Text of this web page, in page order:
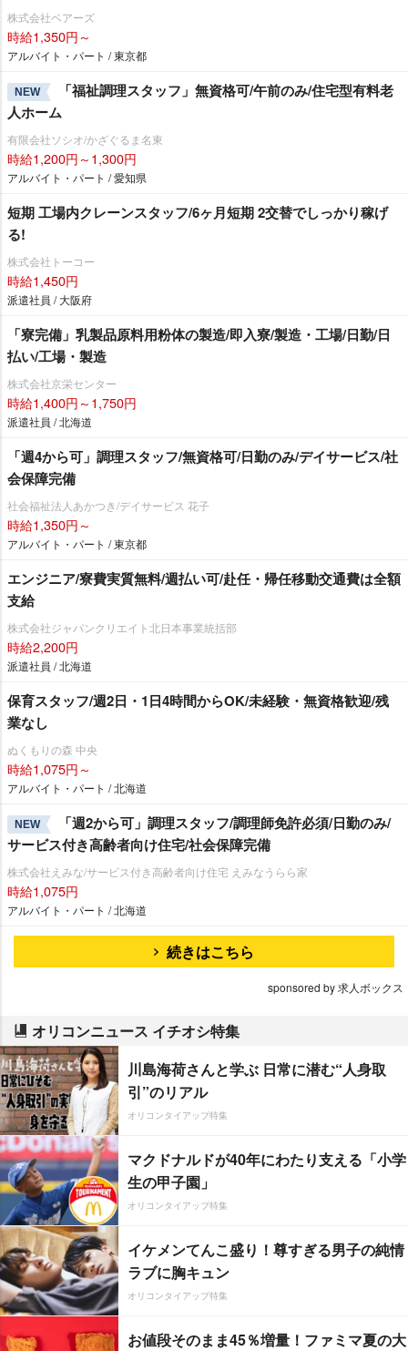
株式会社ベアーズ
時給1,350円～
アルバイト・パート / 東京都
NEW
「福祉調理スタッフ」無資格可/午前のみ/住宅型有料老
人ホーム
有限会社ソシオ/かざぐるま名東
時給1,200円～1,300円
アルバイト・パート / 愛知県
短期 工場内クレーンスタッフ/6ヶ月短期 2交替でしっかり稼げ
る!
株式会社トーコー
時給1,450円
派遣社員 / 大阪府
「寮完備」乳製品原料用粉体の製造/即入寮/製造・工場/日勤/日
払い/工場・製造
株式会社京栄センター
時給1,400円～1,750円
派遣社員 / 北海道
「週4から可」調理スタッフ/無資格可/日勤のみ/デイサービス/社
会保障完備
社会福祉法人あかつき/デイサービス 花子
時給1,350円～
アルバイト・パート / 東京都
エンジニア/寮費実質無料/週払い可/赴任・帰任移動交通費は全額
支給
株式会社ジャパンクリエイト北日本事業統括部
時給2,200円
派遣社員 / 北海道
保育スタッフ/週2日・1日4時間からOK/未経験・無資格歓迎/残
業なし
ぬくもりの森 中央
時給1,075円～
アルバイト・パート / 北海道
NEW
「週2から可」調理スタッフ/調理師免許必須/日勤のみ/
サービス付き高齢者向け住宅/社会保障完備
株式会社えみな/サービス付き高齢者向け住宅 えみなうらら家
時給1,075円
アルバイト・パート / 北海道
続きはこちら
sponsored by 求人ボックス
オリコンニュース イチオシ特集
川島海荷さんと学ぶ 日常に潜む“人身取
引”のリアル
オリコンタイアップ特集
マクドナルドが40年にわたり支える「小学
生の甲子園」
オリコンタイアップ特集
イケメンてんこ盛り！尊すぎる男子の純情
ラブに胸キュン
オリコンタイアップ特集
お値段そのまま45％増量！ファミマ夏の大